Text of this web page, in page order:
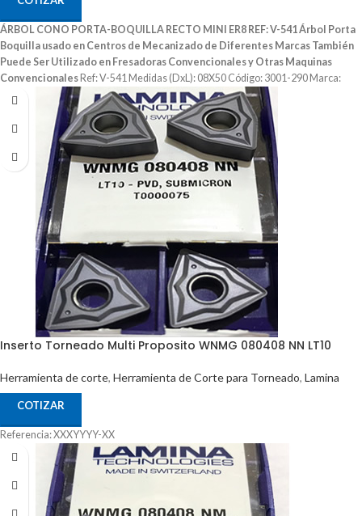
ÁRBOL CONO PORTA-BOQUILLA RECTO MINI ER8 REF: V-541Árbol Porta
Boquilla usado en Centros de Mecanizado de Diferentes Marcas También
Puede Ser Utilizado en Fresadoras Convencionales y Otras Maquinas
ConvencionalesRef: V-541 Medidas (DxL): 08X50 Código: 3001-290 Marca:
Vertex
Inserto Torneado Multi Proposito WNMG 080408 NN LT10
Herramienta de corte, Herramienta de Corte para Torneado, Lamina
COTIZAR
Referencia: XXXYYYY-XX